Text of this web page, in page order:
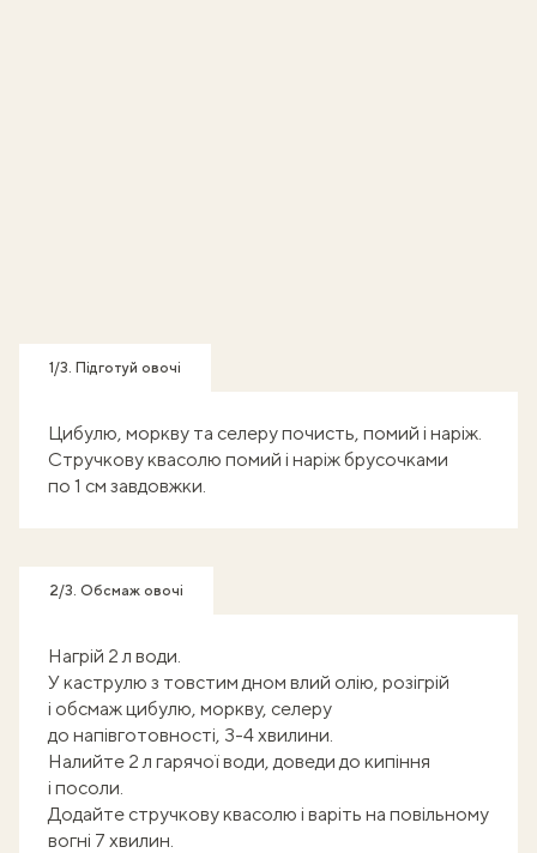
1/3. Підготуй овочі
Цибулю, моркву та селеру почисть, помий і наріж.
Стручкову квасолю помий і наріж брусочками
по 1 см завдовжки.
2/3. Обсмаж овочі
Нагрій 2 л води.
У каструлю з товстим дном влий олію, розігрій
і обсмаж цибулю, моркву, селеру
до напівготовності, 3-4 хвилини.
Налийте 2 л гарячої води, доведи до кипіння
і посоли.
Додайте стручкову квасолю і варіть на повільному
вогні 7 хвилин.